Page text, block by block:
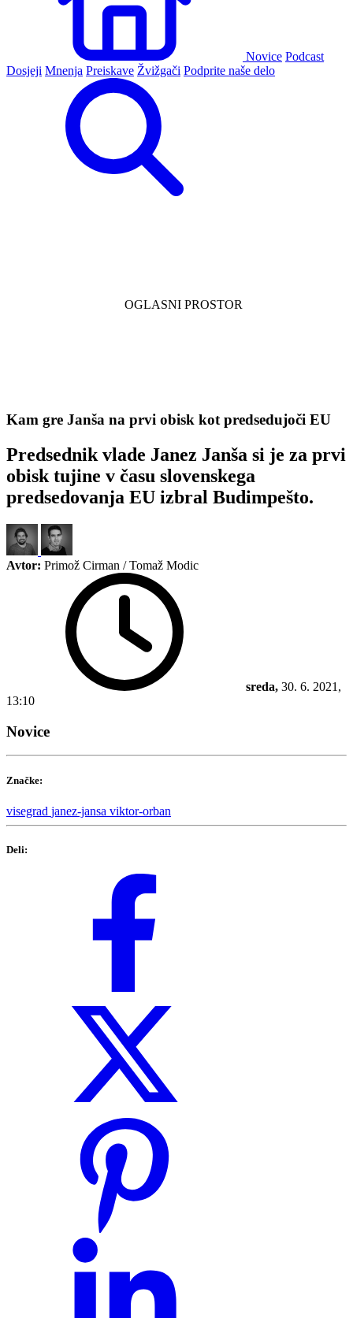
Novice Podcast
Dosjeji Mnenja Preiskave Žvižgači Podprite naše delo
Kam gre Janša na prvi obisk kot predsedujoči EU
Predsednik vlade Janez Janša si je za prvi
obisk tujine v času slovenskega
predsedovanja EU izbral Budimpešto.
Avtor: Primož Cirman / Tomaž Modic
sreda, 30. 6. 2021,
13:10
Novice
Značke:
visegrad janez-jansa viktor-orban
Deli: